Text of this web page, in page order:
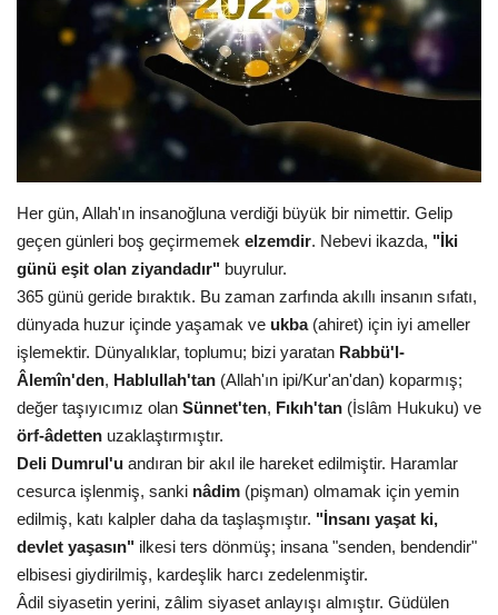
Gündem
Tekno Bilim
Ekonomi
Siyaset
Galeriler
Yaşam
Künye
Sağlık
İletişim
Kültür Sanat
Her gün, Allah'ın insanoğluna verdiği büyük bir nimettir. Gelip
geçen günleri boş geçirmemek elzemdir. Nebevi ikazda, "İki
günü eşit olan ziyandadır" buyrulur.
365 günü geride bıraktık. Bu zaman zarfında akıllı insanın sıfatı,
dünyada huzur içinde yaşamak ve ukba(ahiret) için iyi ameller
işlemektir. Dünyalıklar, toplumu; bizi yaratan Rabbü'l-
Âlemîn'den, Hablullah'tan (Allah'ın ipi/Kur'an'dan) koparmış;
değer taşıyıcımız olan Sünnet'ten, Fıkıh'tan (İslâm Hukuku) ve
örf-âdetten uzaklaştırmıştır.
Deli Dumrul'u andıran bir akıl ile hareket edilmiştir. Haramlar
cesurca işlenmiş, sanki nâdim (pişman) olmamak için yemin
edilmiş, katı kalpler daha da taşlaşmıştır. "İnsanı yaşat ki,
devlet yaşasın" ilkesi ters dönmüş; insana "senden, bendendir"
elbisesi giydirilmiş, kardeşlik harcı zedelenmiştir.
Âdil siyasetin yerini, zâlim siyaset anlayışı almıştır. Güdülen